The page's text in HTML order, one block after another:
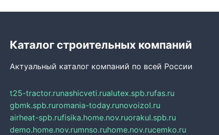
Каталог строительных компаний
Актуальный каталог компаний по всей России
t25-tractor.runashicveti.rualutex.spb.rufas.ru
gbmk.spb.ruromania-today.runovoizol.ru
airheat-spb.rufisika.home.nov.ruorakul.spb.ru
demo.home.nov.rumnso.ruhome.nov.rucemko.ru